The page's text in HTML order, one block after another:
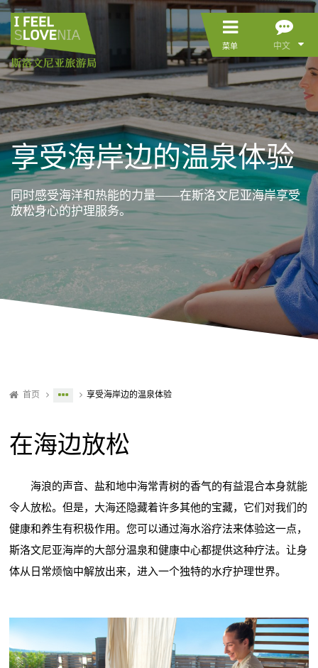
菜单 中文
享受海岸边的温泉体验
同时感受海洋和热能的力量——在斯洛文尼亚海岸享受
放松身心的护理服务。
首页 享受海岸边的温泉体验
在海边放松
海浪的声音、盐和地中海常青树的香气的有益混合本身就能
令人放松。但是，大海还隐藏着许多其他的宝藏，它们对我们的
健康和养生有积极作用。您可以通过海水浴疗法来体验这一点，
斯洛文尼亚海岸的大部分温泉和健康中心都提供这种疗法。让身
体从日常烦恼中解放出来，进入一个独特的水疗护理世界。